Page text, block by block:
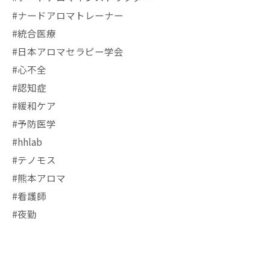
#ナードアロマトレーナー
#統合医療
#日本アロマセラピー学会
#心不全
#認知症
#緩和ケア
#予防医学
#hhlab
#テノモス
#熊本アロマ
#看護師
#夜勤